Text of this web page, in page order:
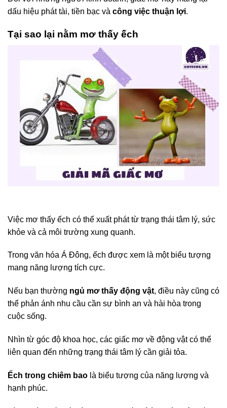
dấu hiệu phát tài, tiền bạc và công việc thuận lợi.
Tại sao lại nằm mơ thấy ếch
Việc mơ thấy ếch có thể xuất phát từ trạng thái tâm lý, sức
khỏe và cả môi trường xung quanh.
Trong văn hóa Á Đông, ếch được xem là một biểu tượng
mang năng lượng tích cực.
Nếu bạn thường ngủ mơ thấy động vật, điều này cũng có
thể phản ánh nhu cầu cần sự bình an và hài hòa trong
cuộc sống.
Nhìn từ góc độ khoa học, các giấc mơ về động vật có thể
liên quan đến những trạng thái tâm lý cần giải tỏa.
Ếch trong chiêm bao là biểu tượng của năng lượng và
hạnh phúc.